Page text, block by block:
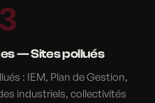
— Sites pollués
: IEM, Plan de Gestion,
industriels, collectivités